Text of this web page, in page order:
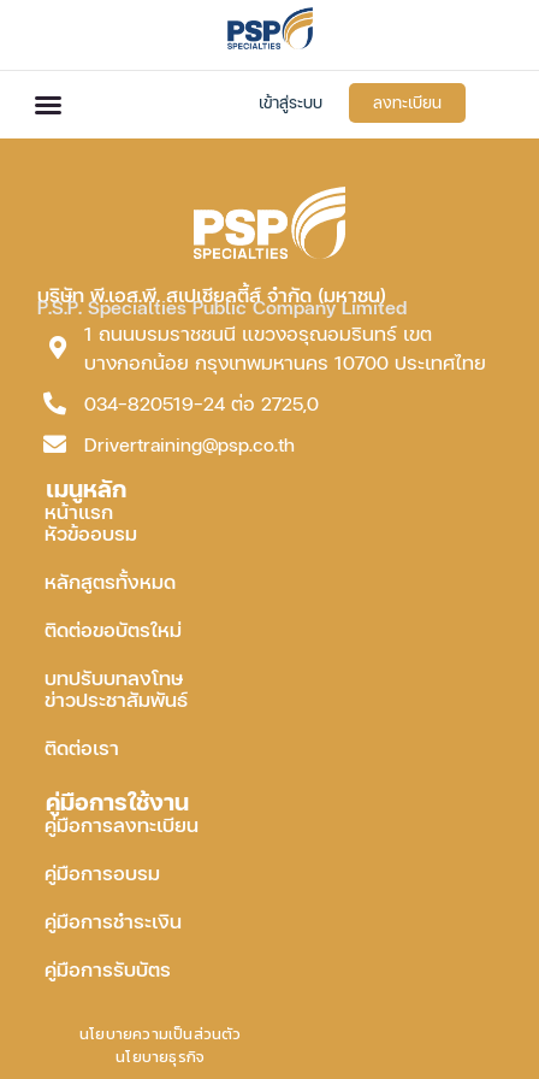
เข้าสู่ระบบ ลงทะเบียน
บริษัท พี.เอส.พี. สเปเชียลตี้ส์ จำกัด (มหาชน)
P.S.P. Specialties Public Company Limited
1 ถนนบรมราชชนนี แขวงอรุณอมรินทร์ เขต
บางกอกน้อย กรุงเทพมหานคร 10700 ประเทศไทย
034-820519-24 ต่อ 2725,0
Drivertraining@psp.co.th
เมนูหลัก
หน้าแรก
หัวข้ออบรม
หลักสูตรทั้งหมด
ติดต่อขอบัตรใหม่
บทปรับบทลงโทษ
ข่าวประชาสัมพันธ์
ติดต่อเรา
คู่มือการใช้งาน
คู่มือการลงทะเบียน
คู่มือการอบรม
คู่มือการชำระเงิน
คู่มือการรับบัตร
นโยบายความเป็นส่วนตัว
นโยบายธุรกิจ